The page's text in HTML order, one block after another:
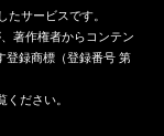
サービスです。
著作権者からコンテン
登録商標（登録番号 第
ださい。